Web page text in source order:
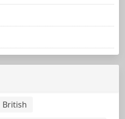
British